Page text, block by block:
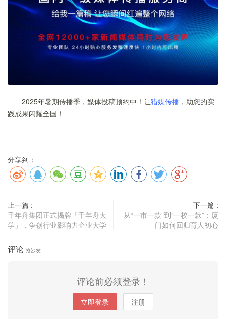
2025年暑期传播季，媒体投稿预约中！让猎媒传播 ，助您的实
践成果闪耀全国！
分享到：
上一篇 :
千年舟集团正式揭牌「千年舟大
学」，争创行业影响力企业大学
下一篇 :
从“一市一款”到“一校一款”：厦
门如何回归育人初心
评论 抢沙发
评论前必须登录！
立即登录 注册